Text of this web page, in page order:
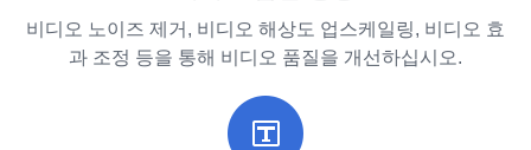
비디오 노이즈 제거, 비디오 해상도 업스케일링, 비디오 효
과 조정 등을 통해 비디오 품질을 개선하십시오.